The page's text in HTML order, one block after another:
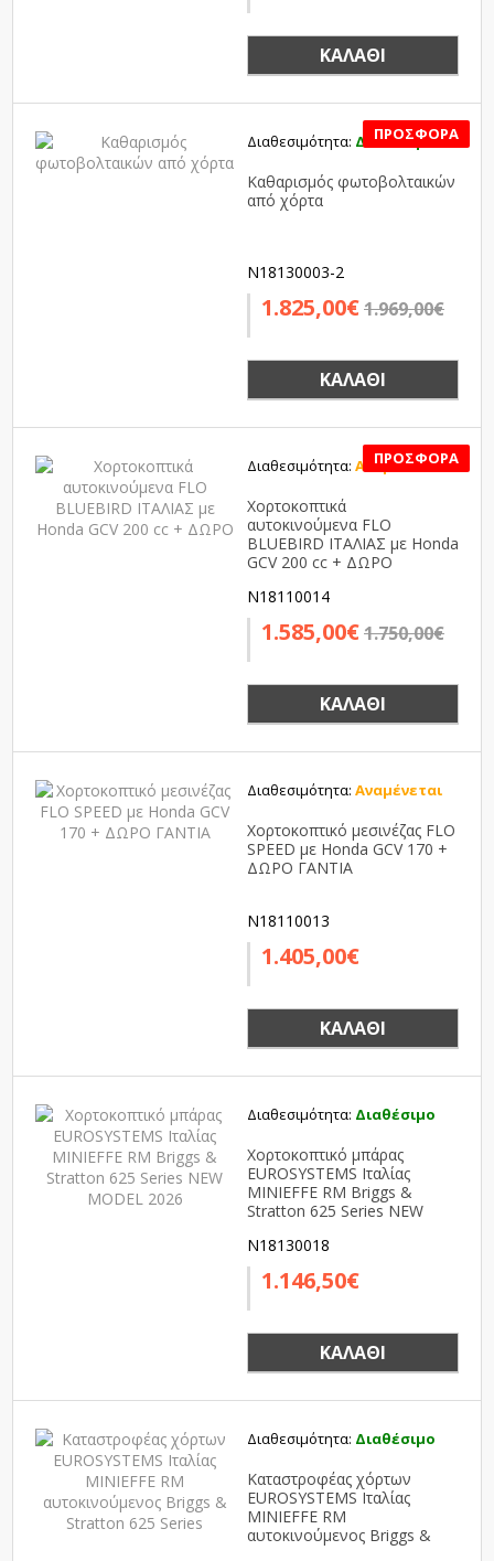
ΚΑΛΆΘΙ
Διαθεσιμότητα: Διαθέσιμο
Καθαρισμός φωτοβολταικών
από χόρτα
N18130003-2
1.825,00€1.969,00€
ΚΑΛΆΘΙ
Διαθεσιμότητα: Αναμένεται
Χορτοκοπτικά
αυτοκινούμενα FLO
BLUEBIRD ΙΤΑΛΙΑΣ με Honda
GCV 200 cc + ΔΩΡΟ
N18110014
1.585,00€1.750,00€
ΚΑΛΆΘΙ
Διαθεσιμότητα: Αναμένεται
Χορτοκοπτικό μεσινέζας FLO
SPEED με Honda GCV 170 +
ΔΩΡΟ ΓΑΝΤΙΑ
N18110013
1.405,00€
ΚΑΛΆΘΙ
Διαθεσιμότητα: Διαθέσιμο
Χορτοκοπτικό μπάρας
EUROSYSTEMS Ιταλίας
MINIEFFE RM Briggs &
Stratton 625 Series NEW
N18130018
1.146,50€
ΚΑΛΆΘΙ
Διαθεσιμότητα: Διαθέσιμο
Καταστροφέας χόρτων
EUROSYSTEMS Ιταλίας
MINIEFFE RM
αυτοκινούμενος Briggs &